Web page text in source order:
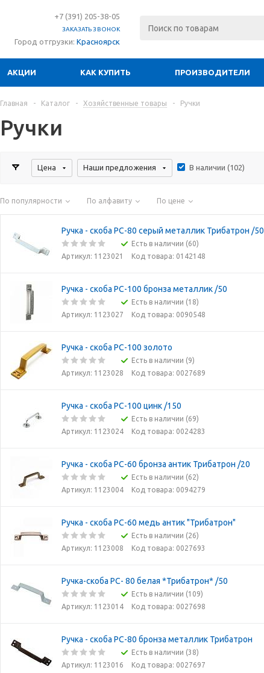
+7 (391) 205-38-05
ЗАКАЗАТЬ ЗВОНОК
Город отгрузки: Красноярск
АКЦИИ КАК КУПИТЬ ПРОИЗВОДИТЕЛИ
Главная - Каталог - Хозяйственные товары - Ручки
Ручки
Цена Наши предложения В наличии (102)
По популярности По алфавиту По цене
Ручка - скоба РС-80 серый металлик Трибатрон /50
Есть в наличии (60)
Артикул: 1123021
Код товара: 0142148
Ручка - скоба РС-100 бронза металлик /50
Есть в наличии (18)
Артикул: 1123027
Код товара: 0090548
Ручка - скоба РС-100 золото
Есть в наличии (9)
Артикул: 1123028
Код товара: 0027689
Ручка - скоба РС-100 цинк /150
Есть в наличии (69)
Артикул: 1123024
Код товара: 0024283
Ручка - скоба РС-60 бронза антик Трибатрон /20
Есть в наличии (62)
Артикул: 1123004
Код товара: 0094279
Ручка - скоба РС-60 медь антик "Трибатрон"
Есть в наличии (26)
Артикул: 1123008
Код товара: 0027693
Ручка-скоба РС- 80 белая *Трибатрон* /50
Есть в наличии (109)
Артикул: 1123014
Код товара: 0027698
Ручка - скоба РС-80 бронза металлик Трибатрон
Есть в наличии (38)
Артикул: 1123016
Код товара: 0027697